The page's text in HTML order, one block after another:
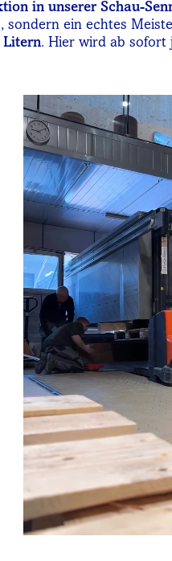
in unserer Schau-
sondern ein echtes
Litern. Hier wird ab sofort